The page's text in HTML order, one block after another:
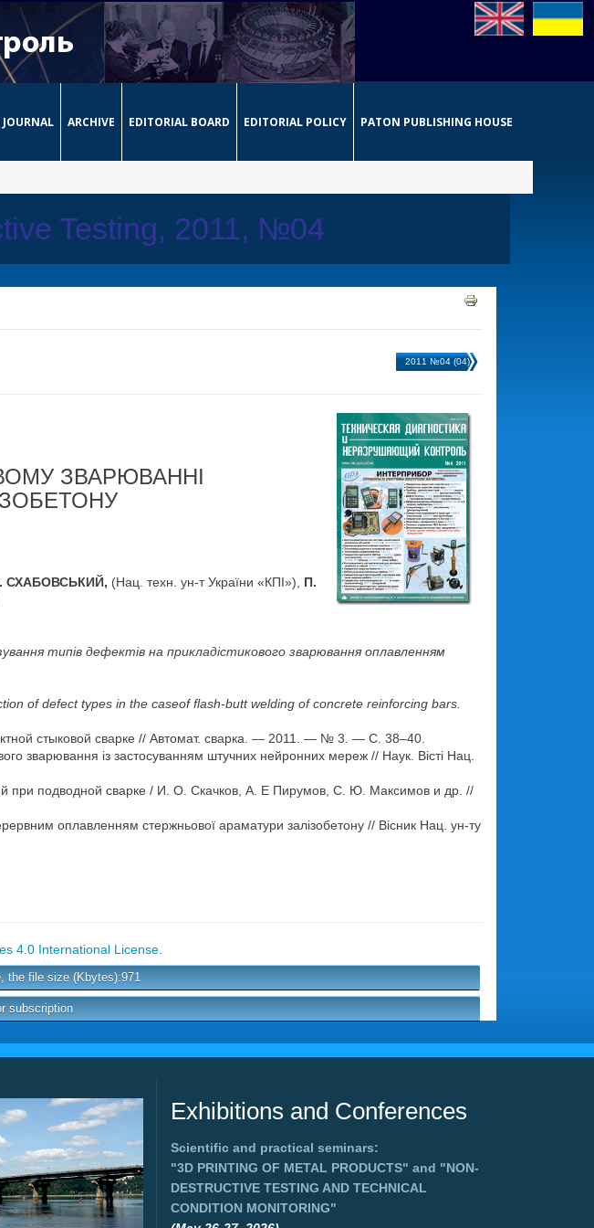
ARCHIVE EDITORIAL BOARD EDITORIAL POLICY PATON PUBLISHING HOUSE
Testing, 2011, №04
2011 №04 (04)
ЗВАРЮВАННІ
СХАБОВСЬКИЙ, (Нац. техн. ун-т України «КПІ»), П.
типів дефектів на прикладістикового зварювання оплавленням
of defect types in the caseof flash-butt welding of concrete reinforcing bars.
стыковой сварке // Автомат. сварка. — 2011. — № 3. — С. 38–40.
зварювання із застосуванням штучних нейронних мереж // Наук. Вісті Нац.
при подводной сварке / И. О. Скачков, А. Е Пирумов, С. Ю. Максимов и др. //
оплавленням стержньової араматури залізобетону // Вісник Нац. ун-ту
4.0 International License
the file size (Kbytes):971
subscription
Exhibitions and Conferences
Scientific and practical seminars:
"3D PRINTING OF METAL PRODUCTS" and "NON-
DESTRUCTIVE TESTING AND TECHNICAL
CONDITION MONITORING"